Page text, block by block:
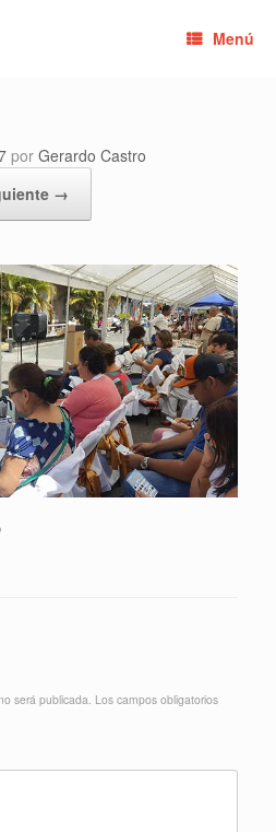
Menú
por Gerardo Castro
→
será publicada. Los campos obligatorios